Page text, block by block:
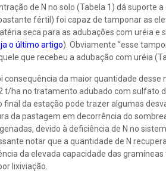
de N no solo (Tabela 1) dá suporte a
fértil) foi capaz de tamponar as
seca para as adubações com uréia e
o último artigo). Obviamente “esse
que recebeu a adubação com uréia
da maior quantidade desse
ha no tratamento adubado com sulfato
final da estação pode trazer algumas
da pastagem em decorrência do
devido à deficiência de N no
notar que a quantidade de N
da elevada capacidade das
lixiviação.